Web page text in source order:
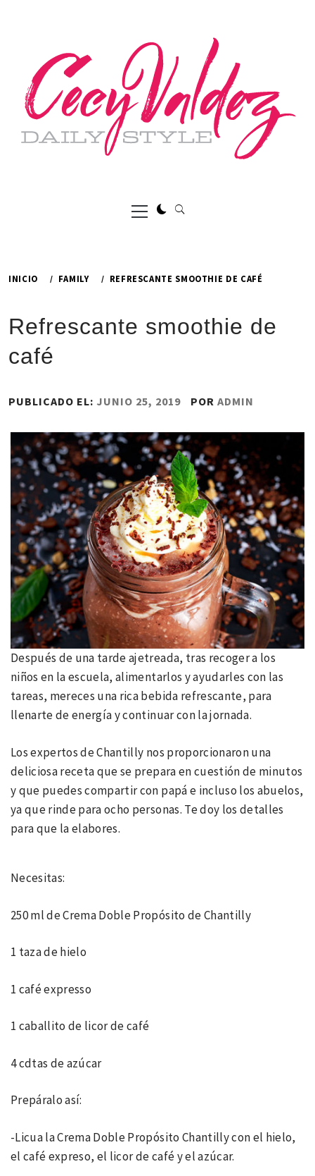
Menú
principal
INICIO FAMILY REFRESCANTE SMOOTHIE DE CAFÉ
Refrescante smoothie de
café
PUBLICADO EL: JUNIO 25, 2019 POR ADMIN
Después de una tarde ajetreada, tras recoger a los
niños en la escuela, alimentarlos y ayudarles con las
tareas, mereces una rica bebida refrescante, para
llenarte de energía y continuar con la jornada.
Los expertos de Chantilly nos proporcionaron una
deliciosa receta que se prepara en cuestión de minutos
y que puedes compartir con papá e incluso los abuelos,
ya que rinde para ocho personas. Te doy los detalles
para que la elabores.
Necesitas:
250 ml de Crema Doble Propósito de Chantilly
1 taza de hielo
1 café expresso
1 caballito de licor de café
4 cdtas de azúcar
Prepáralo así:
-Licua la Crema Doble Propósito Chantilly con el hielo,
el café expreso, el licor de café y el azúcar.